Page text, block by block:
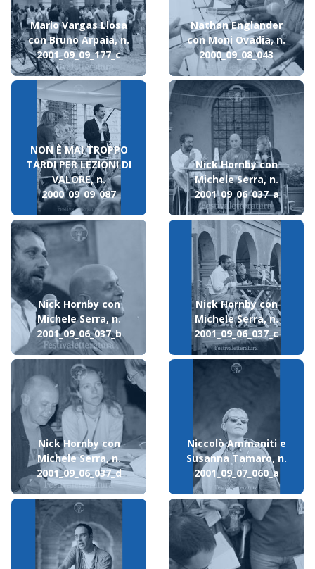
Mario Vargas Llosa
con Bruno Arpaia, n.
2001_09_09_177_c
Nathan Englander
con Moni Ovadia, n.
2000_09_08_043
NON È MAI TROPPO
TARDI PER LEZIONI DI
VALORE, n.
2000_09_09_087
Nick Hornby con
Michele Serra, n.
2001_09_06_037_a
Nick Hornby con
Michele Serra, n.
2001_09_06_037_b
Nick Hornby con
Michele Serra, n.
2001_09_06_037_c
Nick Hornby con
Michele Serra, n.
2001_09_06_037_d
Niccolò Ammaniti e
Susanna Tamaro, n.
2001_09_07_060_a